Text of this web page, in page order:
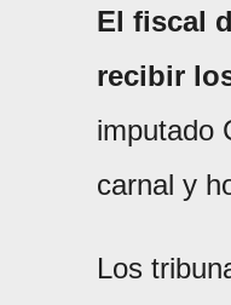
El fiscal
recibir
imputado
carnal y
Los